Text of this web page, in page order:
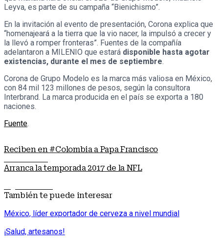
Leyva, es parte de su campaña “Bienichismo”.
En la invitación al evento de presentación, Corona explica que
“homenajeará a la tierra que la vio nacer, la impulsó a crecer y
la llevó a romper fronteras”. Fuentes de la compañía
adelantaron a MILENIO que estará disponible hasta agotar
existencias, durante el mes de septiembre.
Corona de Grupo Modelo es la marca más valiosa en México,
con 84 mil 123 millones de pesos, según la consultora
Interbrand. La marca producida en el país se exporta a 180
naciones.
Fuente.
Reciben en #Colombia a Papa Francisco
Arranca la temporada 2017 de la NFL
También te puede interesar
México, líder exportador de cerveza a nivel mundial
¡Salud, artesanos!